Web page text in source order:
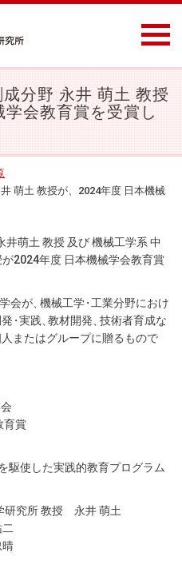
分野 永井 萌土 教授
会教育賞を受賞し
萌土 教授が、2024年度 日本機械
萌土 教授 及び 機械工学系 中
2024年度 日本機械学会教育賞
会が 機械工学・工業分野におけ
発・実践 、教材開発
技術者育成な
またはグループに贈るもので
育賞
駆使した実践的教育プログラム
研究所 教授 永井 萌土